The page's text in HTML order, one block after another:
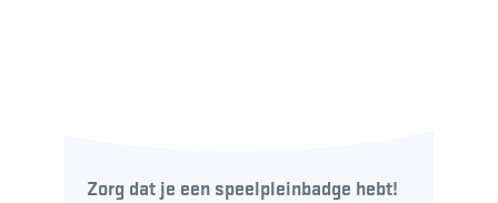
Zorg dat je een speelpleinbadge hebt!